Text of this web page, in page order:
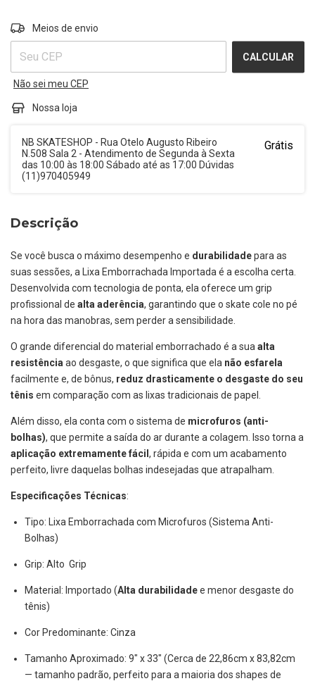
Entregas para o CEP:
Meios de envio
CALCULAR
Não sei meu CEP
Nossa loja
NB SKATESHOP - Rua Otelo Augusto Ribeiro
N.508 Sala 2 - Atendimento de Segunda à Sexta
das 10:00 às 18:00 Sábado até as 17:00 Dúvidas
(11)970405949
Grátis
Descrição
Se você busca o máximo desempenho e durabilidadepara as
suas sessões, a Lixa Emborrachada Importada é a escolha certa.
Desenvolvida com tecnologia de ponta, ela oferece um grip
profissional de alta aderência, garantindo que o skate cole no pé
na hora das manobras, sem perder a sensibilidade.
O grande diferencial do material emborrachado é a sua alta
resistência ao desgaste, o que significa que ela não esfarela
facilmente e, de bônus, reduz drasticamente o desgaste do seu
tênis em comparação com as lixas tradicionais de papel.
Além disso, ela conta com o sistema de microfuros (anti-
bolhas), que permite a saída do ar durante a colagem. Isso torna a
aplicação extremamente fácil, rápida e com um acabamento
perfeito, livre daquelas bolhas indesejadas que atrapalham.
Especificações Técnicas:
Tipo: Lixa Emborrachada com Microfuros (Sistema Anti-
Bolhas)
Grip: Alto Grip
Material: Importado (Alta durabilidadee menor desgaste do
tênis)
Cor Predominante: Cinza
Tamanho Aproximado: 9" x 33" (Cerca de 22,86cm x 83,82cm
— tamanho padrão, perfeito para a maioria dos shapes de